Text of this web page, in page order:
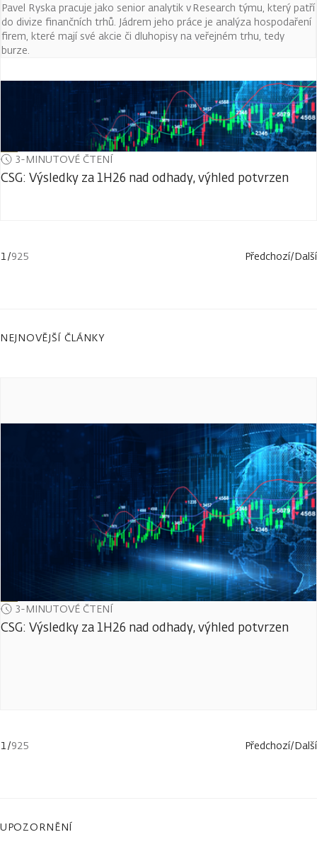
Pavel Ryska pracuje jako senior analytik v Research týmu, který patří
do divize finančních trhů. Jádrem jeho práce je analýza hospodaření
firem, které mají své akcie či dluhopisy na veřejném trhu, tedy
burze.
3-MINUTOVÉ ČTENÍ
CSG: Výsledky za 1H26 nad odhady, výhled potvrzen
1/925 Předchozí/Další
NEJNOVĚJŠÍ ČLÁNKY
3-MINUTOVÉ ČTENÍ
CSG: Výsledky za 1H26 nad odhady, výhled potvrzen
1/925 Předchozí/Další
UPOZORNĚNÍ